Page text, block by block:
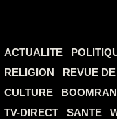
ACTUALITE
RELIGION
REVUE
CULTURE
TV-DIRECT
SANTE